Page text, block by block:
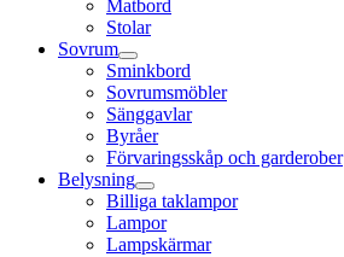
Matbord
Stolar
Sovrum
Sminkbord
Sovrumsmöbler
Sänggavlar
Byråer
Förvaringsskåp och garderober
Belysning
Billiga taklampor
Lampor
Lampskärmar